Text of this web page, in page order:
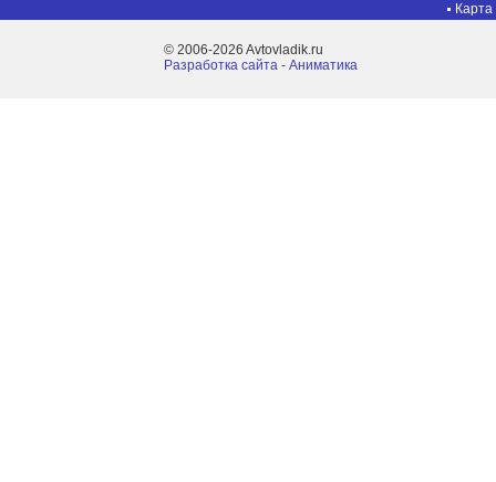
Карта
© 2006-2026 Avtovladik.ru
Разработка сайта - Aниматика